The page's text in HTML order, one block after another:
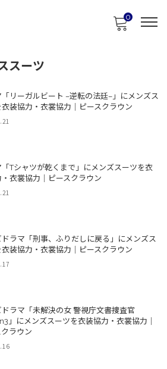
0
スーツ
「リーガルビート –逆転の法廷–」にメンズス
衣装協力・衣裳協力｜ピースクラウン
「Tシャツが乾くまで」にメンズスーツを衣
衣裳協力｜ピースクラウン
ドラマ「刑事、ふりだしに戻る」にメンズス
衣装協力・衣裳協力｜ピースクラウン
ドラマ「未解決の女 警視庁文書捜査官
」にメンズスーツを衣装協力・衣裳協力｜
クラウン